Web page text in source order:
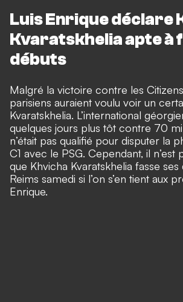
Luis Enrique déclare
Kvaratskhelia apte à
débuts
Malgré la victoire contre les
parisiens auraient voulu voir un
Kvaratskhelia. L’international
quelques jours plus tôt contre 70
n’était pas qualifié pour disputer la
C1 avec le PSG. Cependant, il n’est
que Khvicha Kvaratskhelia fasse
Reims samedi si l’on s’en tient aux
Enrique.